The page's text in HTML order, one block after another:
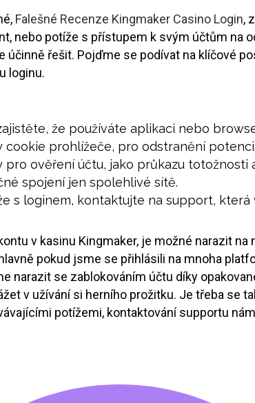
Falešné Recenze Kingmaker Casino Login,
nebo potíže s přístupem k svým účtům na
účinně řešit. Pojďme se podívat na klíčové
loginu.
že používáte aplikaci nebo
cookie prohlížeče, pro odstranění
ověření účtu, jako průkazu totožnosti
spojení jen spolehlivé sítě.
s loginem, kontaktujte na support, která
v kasinu Kingmaker, je možné narazit
pokud jsme se přihlásili na mnoha
narazit se zablokováním účtu díky
v užívání si herního prožitku. Je třeba se
potížemi, kontaktování supportu